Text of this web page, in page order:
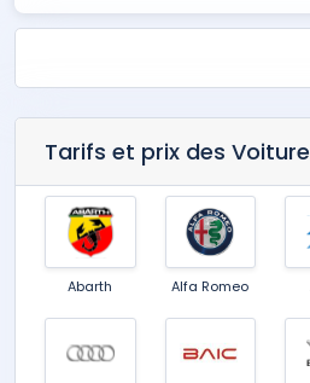
Tarifs et prix des
Abarth Alfa Romeo